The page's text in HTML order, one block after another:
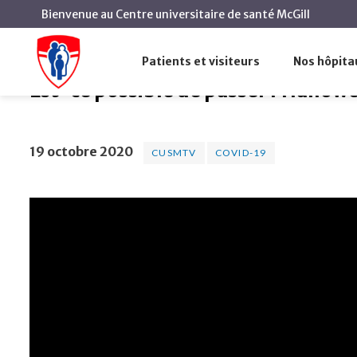
Patients et visiteurs Nos
Bienvenue au Centre universitaire de santé McGill
Accueil
Est-ce possible de passer l’Halloween en
Est-ce possible de passer
19 octobre 2020 CUSMTV COVID-19